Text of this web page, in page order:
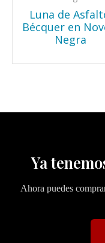
Luna de
Bécquer en
Negra
Ya
Ahora puedes